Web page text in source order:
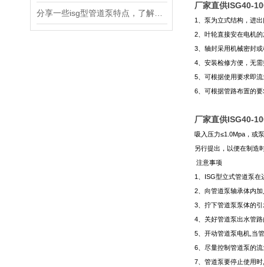
厂家直供ISG40-
1
、泵为立式结构，进
2 、叶轮直接安在电机
3 、轴封采用机械密封
4 、安装检修方便，无
5 、可根据使用要求即
6 、可根据管路布置的
厂家直供ISG40-
吸入压力≤1.0Mpa，或
另行提出，以便在制造
注意事项
1
、ISG型立式管道泵
2 、向管道泵轴承体内
3 、拧下管道泵泵体
4 、关好管道泵出水
5 、开动管道泵电机,
6 、尽量控制管道泵的
7 、管道泵要停止使用